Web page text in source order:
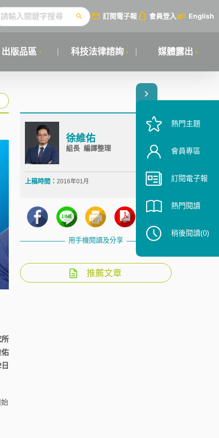
訂閱電子報 會員登入 English
出版品區 科技法律諮詢 媒體露出
徐維佑
組長 編譯整理
上稿時間： 2016年01月
用手機閱讀及分享
推薦文章
熱門主題
會員專區
訂閱電子報
熱門閱讀
稍後閱讀(0)